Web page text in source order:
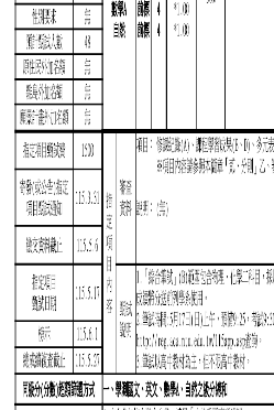
見
信
箱
English
公
告
事
項
關
於
醫
工
課
程
教